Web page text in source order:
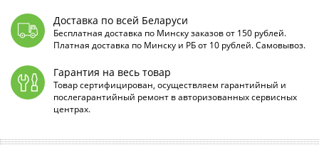
Доставка по всей Беларуси
Бесплатная доставка по Минску заказов от 150 рублей.
Платная доставка по Минску и РБ от 10 рублей. Самовывоз.
Гарантия на весь товар
Товар сертифицирован, осуществляем гарантийный и
послегарантийный ремонт в авторизованных сервисных
центрах.